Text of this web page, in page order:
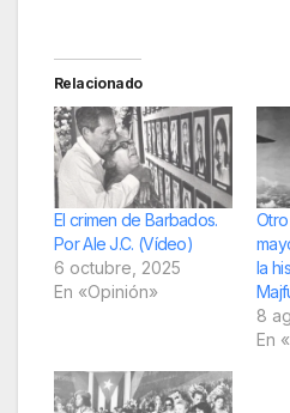
Relacionado
El crimen de Barbados.
Por Ale J.C. (Vídeo)
6 octubre, 2025
En «Opinión»
la
8
En